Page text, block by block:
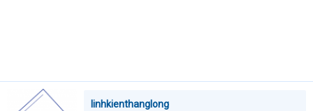
linhkienthanglong